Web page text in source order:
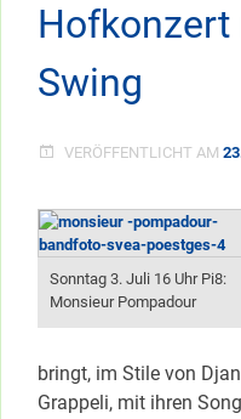
Hofkonzert
Swing
VERÖFFENTLICHT AM
Sonntag 3. Juli 16 Uhr Pi8:
Monsieur Pompadour
bringt, im Stile von
Grappeli, mit ihren